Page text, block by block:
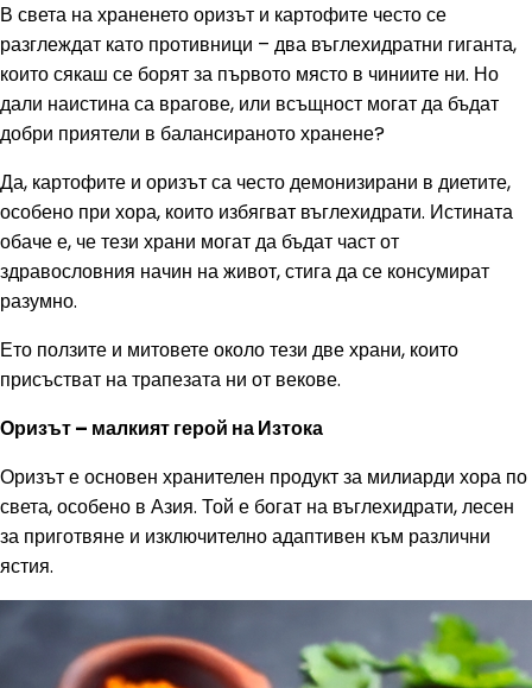
В света на храненето оризът и картофите често се
разглеждат като противници – два въглехидратни гиганта,
които сякаш се борят за първото място в чиниите ни. Но
дали наистина са врагове, или всъщност могат да бъдат
добри приятели в балансираното хранене?
Да, картофите и оризът са често демонизирани в диетите,
особено при хора, които избягват въглехидрати. Истината
обаче е, че тези храни могат да бъдат част от
здравословния начин на живот, стига да се консумират
разумно.
Ето ползите и митовете около тези две храни, които
присъстват на трапезата ни от векове.
Оризът – малкият герой на Изтока
Оризът е основен хранителен продукт за милиарди хора по
света, особено в Азия. Той е богат на въглехидрати, лесен
за приготвяне и изключително адаптивен към различни
ястия.